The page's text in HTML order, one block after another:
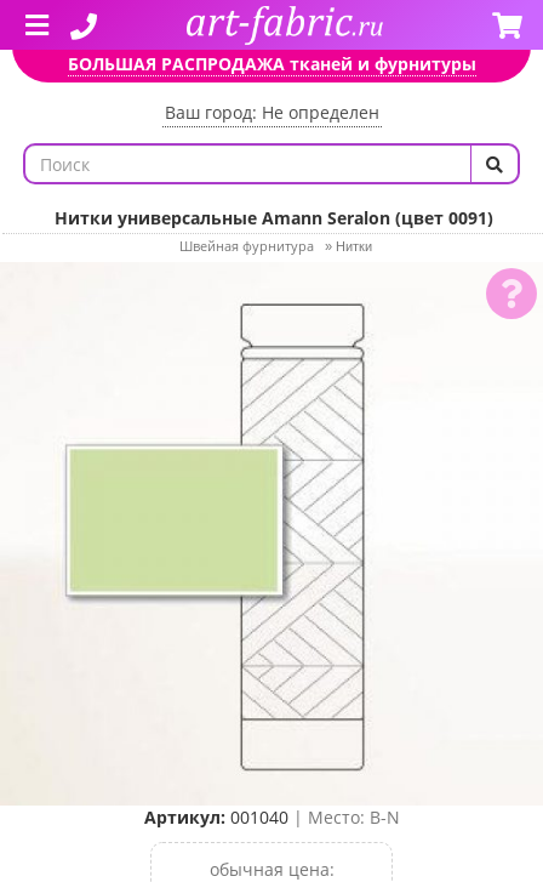
БОЛЬШАЯ РАСПРОДАЖА тканей и фурнитуры
Ваш город: Не определен
Нитки универсальные Amann Seralon (цвет 0091)
Швейная фурнитура » Нитки
Артикул: 001040| Место: B-N
обычная цена: